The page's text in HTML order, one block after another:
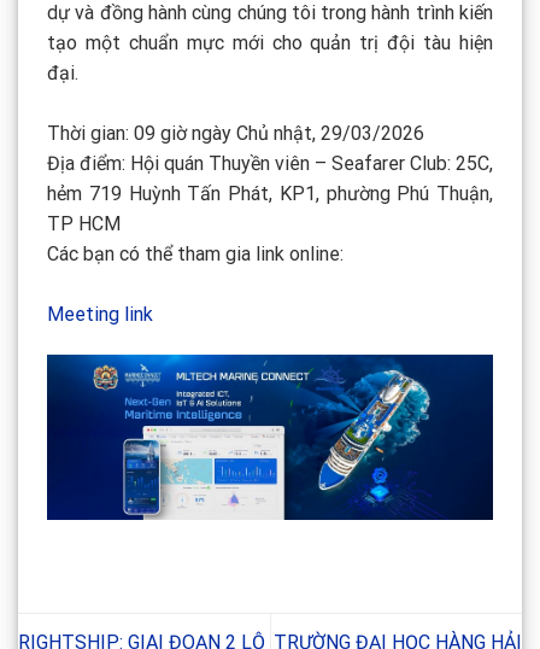
dự và đồng hành cùng chúng tôi trong hành trình kiến
tạo một chuẩn mực mới cho quản trị đội tàu hiện
đại.
Thời gian: 09 giờ ngày Chủ nhật, 29/03/2026
Địa điểm: Hội quán Thuyền viên – Seafarer Club: 25C,
hẻm 719 Huỳnh Tấn Phát, KP1, phường Phú Thuận,
TP HCM
Các bạn có thể tham gia link online:
Meeting link
RIGHTSHIP: GIAI ĐOẠN 2 LỘ TRƯỜNG ĐẠI HỌC HÀNG HẢI